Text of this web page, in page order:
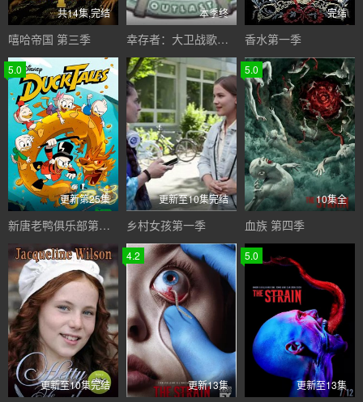
共14集,完结
嘻哈帝国 第三季
本季终
幸存者：大卫战歌利亚第三十七季
完结
香水第一季
5.0
更新第25集
新唐老鸭俱乐部第一季
更新至10集完结
乡村女孩第一季
5.0
10集全
血族 第四季
更新至10集完结
4.2
更新13集
5.0
更新至13集